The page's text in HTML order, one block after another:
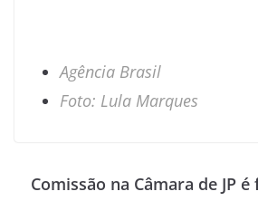
Agência Brasil
Foto: Lula Marques
Comissão na Câmara de JP